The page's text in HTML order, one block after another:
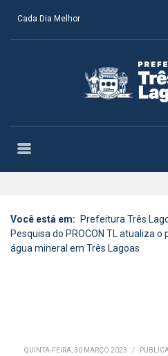
Cada Dia Melhor
Você está em: Prefeitura Três
Pesquisa do PROCON TL atualiza
água mineral em Três Lagoas
QUINTA-FEIRA, 30 MARÇO 2023 /